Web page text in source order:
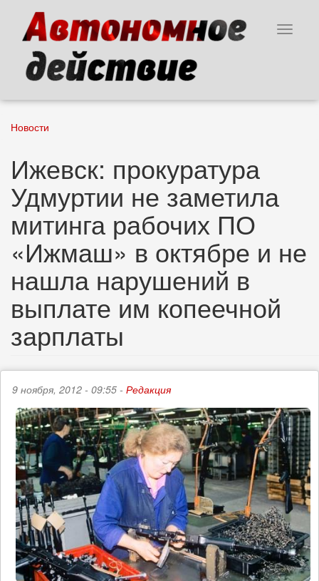
основному
содержанию
Toggle
Новости
Ижевск: прокуратура
Удмуртии не заметила
митинга рабочих ПО
«Ижмаш» в октябре и не
нашла нарушений в
выплате им копеечной
зарплаты
9 ноября, 2012 - 09:55 - Редакция